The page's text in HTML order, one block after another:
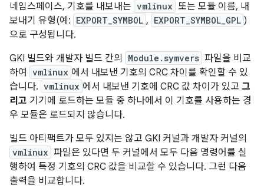
네임스페이스, 기호를 내보내는 vmlinux 또는 모듈 이름, 내
보내기 유형(예: EXPORT_SYMBOL , EXPORT_SYMBOL_GPL )
으로 구성됩니다.
GKI 빌드와 개발자 빌드 간의
Module.symvers 파일을 비교
하여
vmlinux 에서 내보낸 기호의 CRC 차이를 확인할 수 있
습니다. vmlinux 에서 내보낸 기호에 CRC 값 차이가 있고 그
리고 기기에 로드하는 모듈 중 하나에서 이 기호를 사용하는 경
우 모듈은 로드되지 않습니다.
빌드 아티팩트가 모두 있지는 않고 GKI 커널과 개발자 커널의
vmlinux 파일은 있다면 두 커널에서 모두 다음 명령어를 실
행하여 특정 기호의 CRC 값을 비교할 수 있습니다. 그런 다음
출력을 비교합니다.